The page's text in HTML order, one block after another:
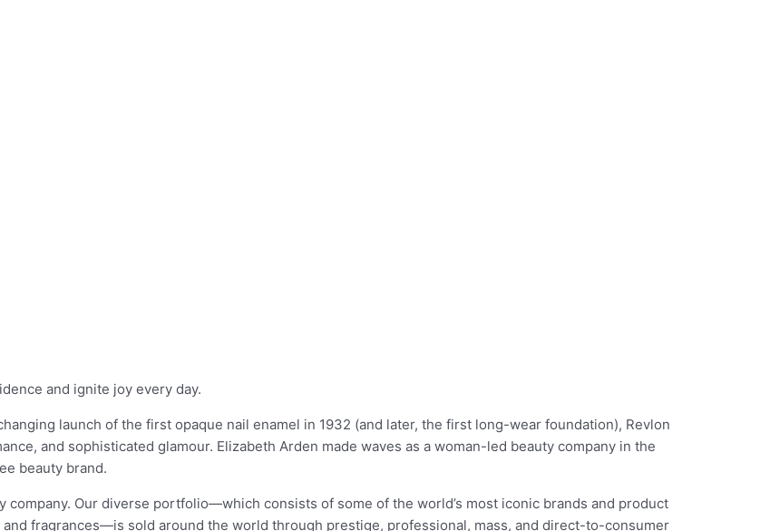
and ignite joy every day.
launch of the first opaque nail enamel in 1932 (and later, the first long-wear foundation), Revlon
and sophisticated glamour. Elizabeth Arden made waves as a woman-led beauty company in the
beauty brand.
Our diverse portfolio—which consists of some of the world’s most iconic brands and product
fragrances—is sold around the world through prestige, professional, mass, and direct-to-consumer